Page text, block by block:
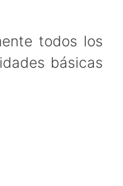
todos los
básicas